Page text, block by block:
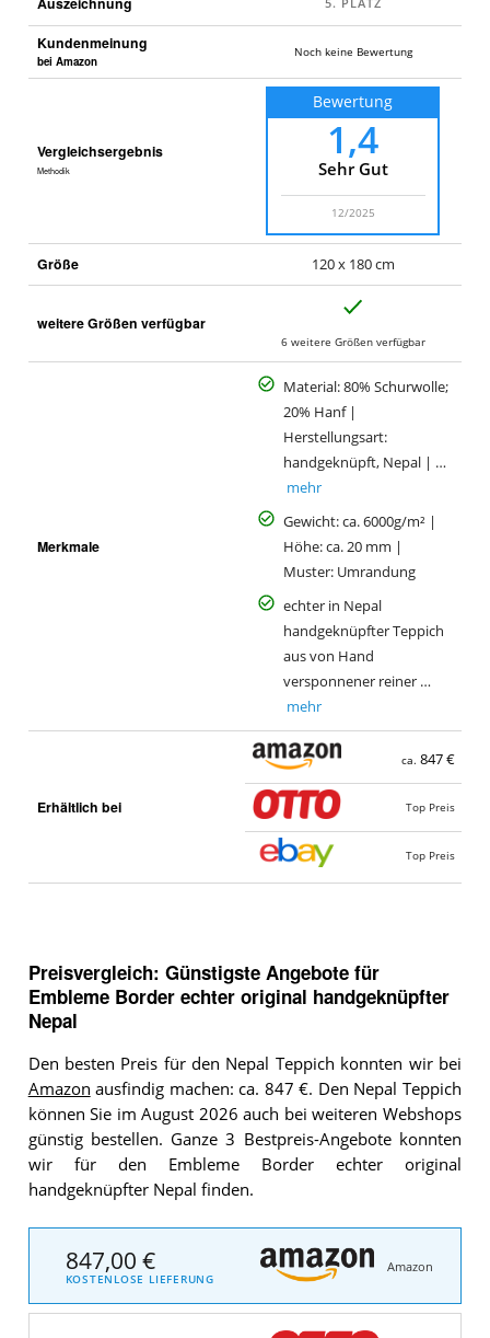
Kundenmeinung
bei Amazon
Noch keine Bewertung
Vergleichsergebnis
Methodik
Bewertung
1,4
Sehr Gut
12/2025
Größe 120 x 180 cm
weitere Größen verfügbar
6 weitere Größen verfügbar
Merkmale
Material: 80% Schurwolle;
20% Hanf |
Herstellungsart:
handgeknüpft, Nepal | …
mehr
Gewicht: ca. 6000g/m² |
Höhe: ca. 20 mm |
Muster: Umrandung
echter in Nepal
handgeknüpfter Teppich
aus von Hand
versponnener reiner …
mehr
Erhältlich bei
ca. 847 €
Top Preis
Top Preis
Preisvergleich: Günstigste Angebote für
Embleme Border echter original handgeknüpfter
Nepal
Den besten Preis für den Nepal Teppich konnten wir bei
Amazon ausfindig machen: ca. 847 €. Den Nepal Teppich
können Sie im August 2026 auch bei weiteren Webshops
günstig bestellen. Ganze 3 Bestpreis-Angebote konnten
wir für den Embleme Border echter original
handgeknüpfter Nepal finden.
847,00 €
KOSTENLOSE LIEFERUNG
Amazon